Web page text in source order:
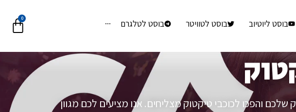
בוסט ליוטיוב בוסט לטוויטר בוסט לטלגרם ···
0
והפכו לכוכבי טיקטוק מצליחים. אנו מציעים לכם מגוון